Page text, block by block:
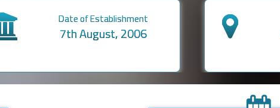
Main campus
Khulshi, Chattogram